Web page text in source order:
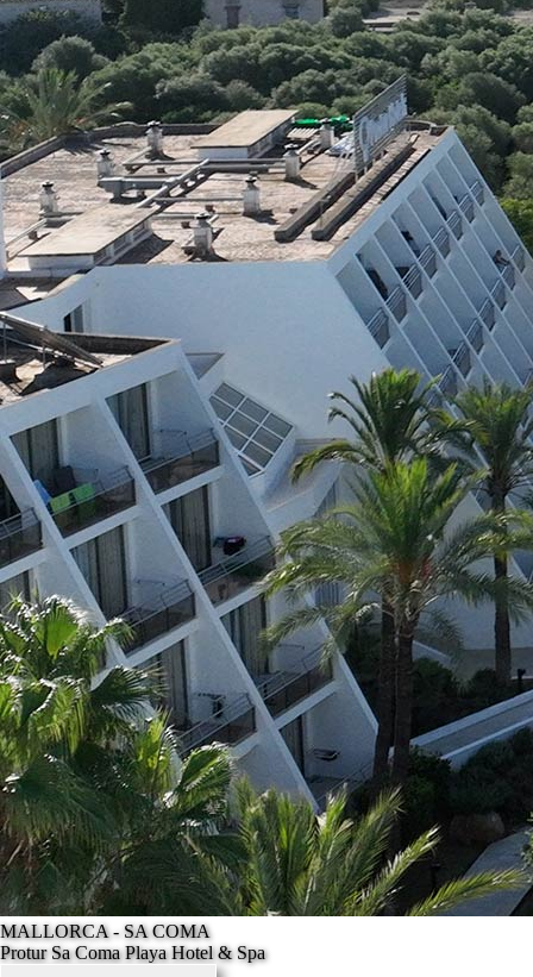
MALLORCA - SA COMA
Protur Sa Coma Playa Hotel & Spa